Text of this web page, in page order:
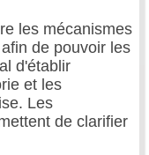
les mécanismes
de pouvoir les
d'établir
et les
Les
de clarifier